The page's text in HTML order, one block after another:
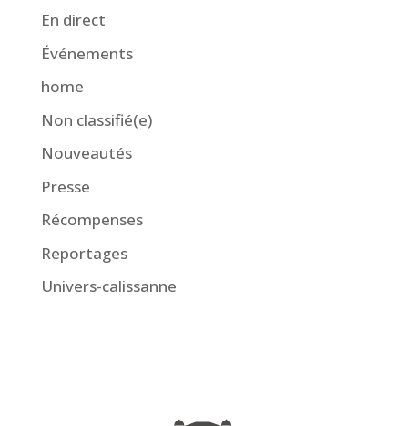
En direct
Événements
home
Non classifié(e)
Nouveautés
Presse
Récompenses
Reportages
Univers-calissanne